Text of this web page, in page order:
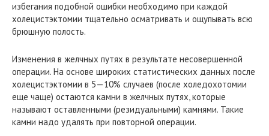
избегания подобной ошибки необходимо при каждой
холецистэктомии тщательно осматривать и ощупывать всю
брюшную полость.
Изменения в желчных путях в результате несовершенной
операции. На основе широких статистических данных после
холецистэктомии в 5—10% случаев (после холедохотомии
еще чаще) остаются камни в желчных путях, которые
называют оставленными (резидуальными) камнями. Такие
камни надо удалять при повторной операции.